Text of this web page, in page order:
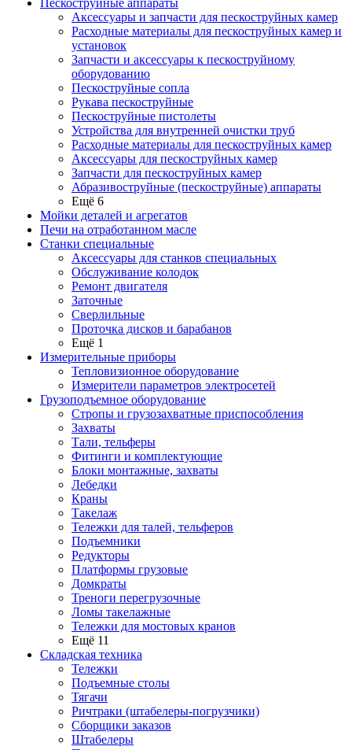
Пескоструйные аппараты
Аксессуары и запчасти для пескоструйных камер
Расходные материалы для пескоструйных камер и
установок
Запчасти и аксессуары к пескоструйному
оборудованию
Пескоструйные сопла
Рукава пескоструйные
Пескоструйные пистолеты
Устройства для внутренней очистки труб
Расходные материалы для пескоструйных камер
Аксессуары для пескоструйных камер
Запчасти для пескоструйных камер
Абразивоструйные (пескоструйные) аппараты
Ещё 6
Мойки деталей и агрегатов
Печи на отработанном масле
Станки специальные
Аксессуары для станков специальных
Обслуживание колодок
Ремонт двигателя
Заточные
Сверлильные
Проточка дисков и барабанов
Ещё 1
Измерительные приборы
Тепловизионное оборудование
Измерители параметров электросетей
Грузоподъемное оборудование
Стропы и грузозахватные приспособления
Захваты
Тали, тельферы
Фитинги и комплектующие
Блоки монтажные, захваты
Лебедки
Краны
Такелаж
Тележки для талей, тельферов
Подъемники
Редукторы
Платформы грузовые
Домкраты
Треноги перегрузочные
Ломы такелажные
Тележки для мостовых кранов
Ещё 11
Складская техника
Тележки
Подъемные столы
Тягачи
Ричтраки (штабелеры-погрузчики)
Сборщики заказов
Штабелеры